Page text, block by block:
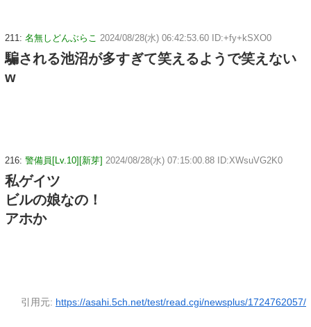
211: 名無しどんぶらこ 2024/08/28(水) 06:42:53.60 ID:+fy+kSXO0
騙される池沼が多すぎて笑えるようで笑えない
w
216: 警備員[Lv.10][新芽] 2024/08/28(水) 07:15:00.88 ID:XWsuVG2K0
私ゲイツ
ビルの娘なの！
アホか
引用元: https://asahi.5ch.net/test/read.cgi/newsplus/1724762057/